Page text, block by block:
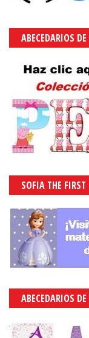
ABECEDARIOS
SOFIA THE FIRST
ABECEDARIOS